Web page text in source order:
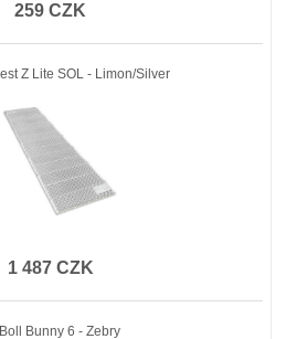
259 CZK
Z Lite SOL - Limon/Silver
1 487 CZK
Boll Bunny 6 - Zebry